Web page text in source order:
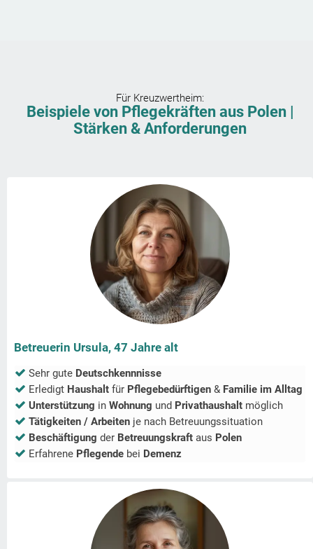
Für Kreuzwertheim:
Beispiele von Pflegekräften aus Polen |
Stärken & Anforderungen
Betreuerin Ursula, 47 Jahre alt
Sehr gute Deutschkennnisse
Erledigt Haushalt für Pflegebedürftigen & Familie im Alltag
Unterstützung in Wohnung und Privathaushalt möglich
Tätigkeiten / Arbeiten je nach Betreuungssituation
Beschäftigung der Betreuungskraft aus Polen
Erfahrene Pflegende bei Demenz